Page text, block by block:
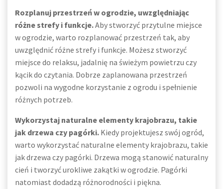
Rozplanuj przestrzeń w ogrodzie, uwzględniając
różne strefy i funkcje.Aby stworzyć przytulne miejsce
w ogrodzie, warto rozplanować przestrzeń tak, aby
uwzględnić różne strefy i funkcje. Możesz stworzyć
miejsce do relaksu, jadalnię na świeżym powietrzu czy
kącik do czytania. Dobrze zaplanowana przestrzeń
pozwoli na wygodne korzystanie z ogrodu i spełnienie
różnych potrzeb.
Wykorzystaj naturalne elementy krajobrazu, takie
jak drzewa czy pagórki. Kiedy projektujesz swój ogród,
warto wykorzystać naturalne elementy krajobrazu, takie
jak drzewa czy pagórki. Drzewa mogą stanowić naturalny
cień i tworzyć urokliwe zakątki w ogrodzie. Pagórki
natomiast dodadzą różnorodności i piękna.